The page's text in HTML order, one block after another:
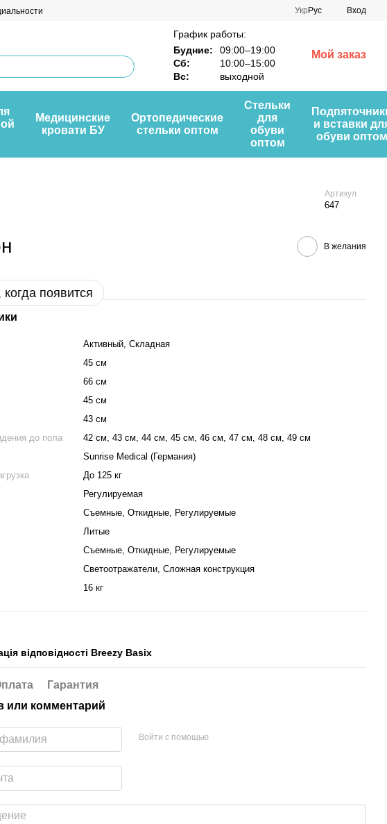
Укр Рус Вход
График работы:
Будние:
09:00–19:00
Сб:
10:00–15:00
Вс:
выходной
Мой заказ
Медицинские
кровати БУ
Ортопедические
стельки оптом
Стельки
для
обуви
оптом
и вставки
обуви оптом
Артикул
647
В желания
появится
Активный, Складная
45 см
66 см
45 см
43 см
до пола
42 см, 43 см, 44 см, 45 см, 46 см, 47 см, 48 см, 49 см
Sunrise Medical (Германия)
До 125 кг
Регулируемая
Съемные, Откидные, Регулируемые
Литые
Съемные, Откидные, Регулируемые
Светоотражатели, Сложная конструкция
16 кг
відповідності Breezy Basix
Гарантия
или комментарий
Войти с помощью